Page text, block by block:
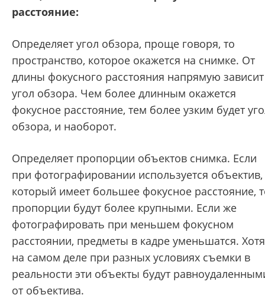
расстояние:
Определяет угол обзора, проще говоря, то
пространство, которое окажется на снимке. От
длины фокусного расстояния напрямую зависит
угол обзора. Чем более длинным окажется
фокусное расстояние, тем более узким будет
обзора, и наоборот.
Определяет пропорции объектов снимка. Если
при фотографировании используется объектив,
который имеет большее фокусное расстояние,
пропорции будут более крупными. Если же
фотографировать при меньшем фокусном
расстоянии, предметы в кадре уменьшатся. Хотя
на самом деле при разных условиях съемки в
реальности эти объекты будут
от объектива.